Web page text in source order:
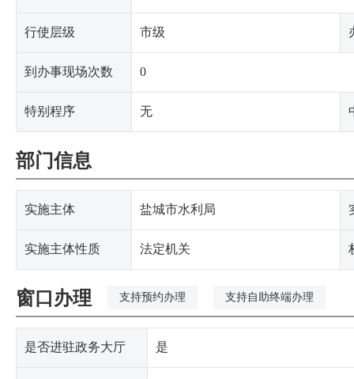
行使层级 市级
到办事现场次数 0
特别程序 无
部门信息
实施主体 盐城市水利局
实施主体性质 法定机关
窗口办理 支持预约办理 支持自助终端办理
是否进驻政务大厅 是